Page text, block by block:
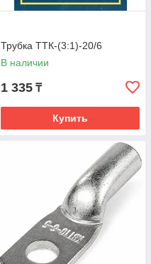
Трубка ТТК-(3:1)-20/6
В наличии
1 335 ₸
Купить